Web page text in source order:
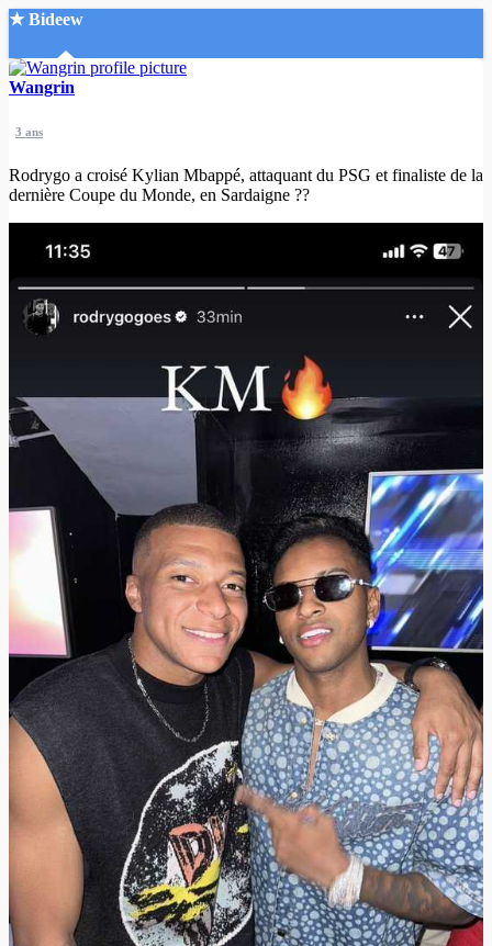
★ Bideew
Accueil
Mon compte
Créer un compte
Wangrin
3 ans
Rodrygo a croisé Kylian Mbappé, attaquant du PSG et finaliste de la
dernière Coupe du Monde, en Sardaigne ??